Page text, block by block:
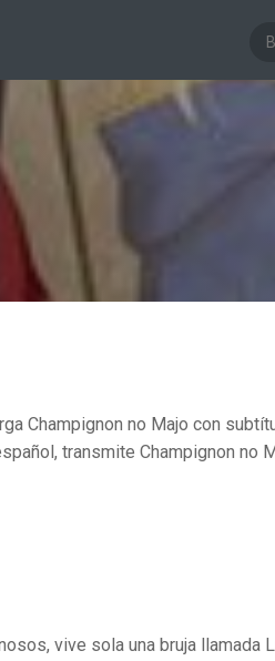
Champignon no Majo con
transmite Champignon no
vive sola una bruja llamada